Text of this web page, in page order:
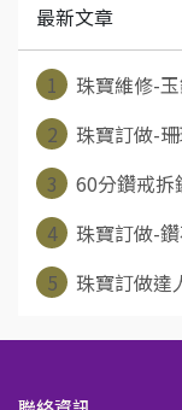
最新文章
1
珠寶維修-
2
珠寶訂做-
3
60分鑽戒拆
4
珠寶訂做-
5
珠寶訂做達